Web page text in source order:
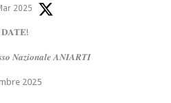
2025
𝑵𝒂𝒛𝒊𝒐𝒏𝒂𝒍𝒆 𝑨𝑵𝑰𝑨𝑹𝑻𝑰
2025